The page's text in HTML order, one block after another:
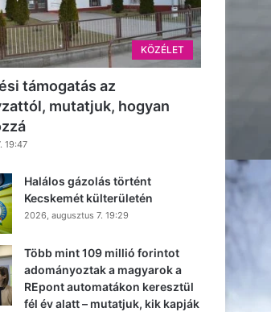
KÖZÉLET
támogatás az
mutatjuk, hogyan
19:47
Halálos gázolás történt
Kecskemét külterületén
2026, augusztus 7. 19:29
Több mint 109 millió forintot
adományoztak a magyarok a
REpont automatákon keresztül
fél év alatt – mutatjuk, kik kapják